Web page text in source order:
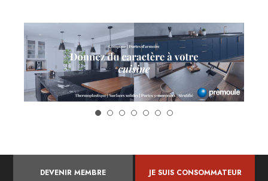
DEVENIR MEMBRE JE SUIS CONSOMMATEUR